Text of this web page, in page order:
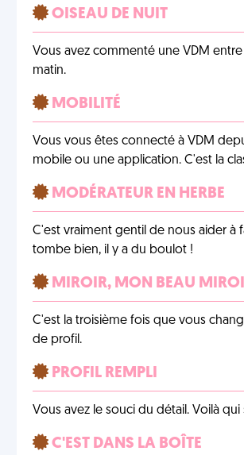
OISEAU DE NUIT
Vous avez commenté une VDM entre
matin.
MOBILITÉ
Vous vous êtes connecté à VDM
mobile ou une application. C'est la
MODÉRATEUR EN HERBE
C'est vraiment gentil de nous aider à
tombe bien, il y a du boulot !
MIROIR, MON BEAU
C'est la troisième fois que vous
de profil.
PROFIL REMPLI
Vous avez le souci du détail. Voilà qui
C'EST DANS LA BOÎTE